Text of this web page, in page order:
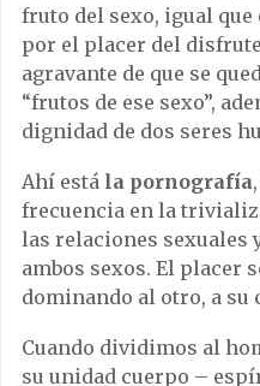
fruto del sexo, igual
por el placer del
agravante de que se
“frutos de ese sexo”,
dignidad de dos seres
Ahí está la pornografía
frecuencia en la
las relaciones sexuales
ambos sexos. El placer
dominando al otro, a su
Cuando dividimos al
su unidad cuerpo –